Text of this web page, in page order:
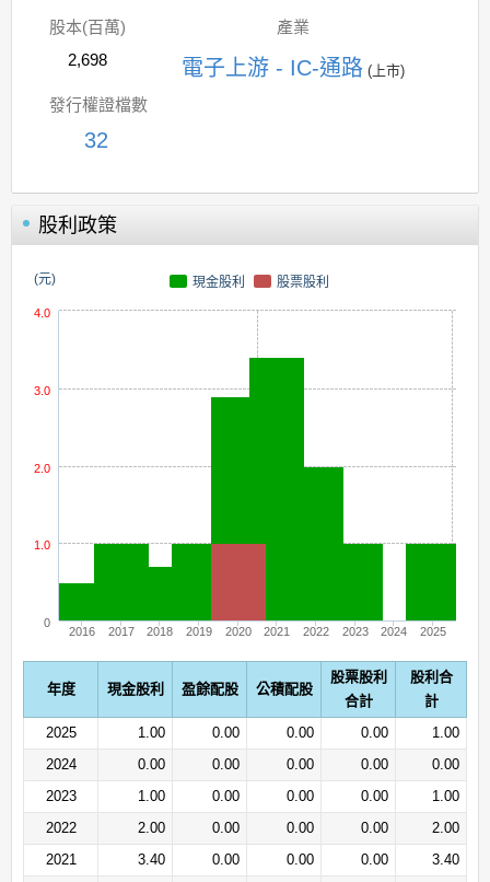
股本(百萬)
2,698
產業
電子上游 - IC-通路 (上市)
發行權證檔數
32
股利政策
(元) 現金股利 股票股利
2016 2017 2018 2019 2020 2021 2022 2023 2024 2025
0
1.0
2.0
3.0
4.0
年度 現金股利 盈餘配股 公積配股
股票股利
合計
股利合
計
2025
1.00 0.00 0.00 0.00
1.00
2024
0.00 0.00 0.00 0.00
0.00
2023
1.00 0.00 0.00 0.00
1.00
2022
2.00 0.00 0.00 0.00
2.00
2021
3.40 0.00 0.00 0.00
3.40